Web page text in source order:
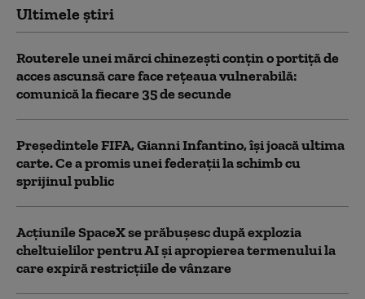
Ultimele știri
Routerele unei mărci chinezești conțin o portiță de
acces ascunsă care face rețeaua vulnerabilă:
comunică la fiecare 35 de secunde
Președintele FIFA, Gianni Infantino, îşi joacă ultima
carte. Ce a promis unei federații la schimb cu
sprijinul public
Acţiunile SpaceX se prăbuşesc după explozia
cheltuielilor pentru AI şi apropierea termenului la
care expiră restricţiile de vânzare